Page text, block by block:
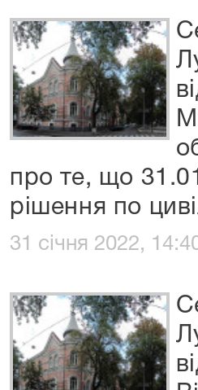
про те, що
рішення по
31 січня 2022,